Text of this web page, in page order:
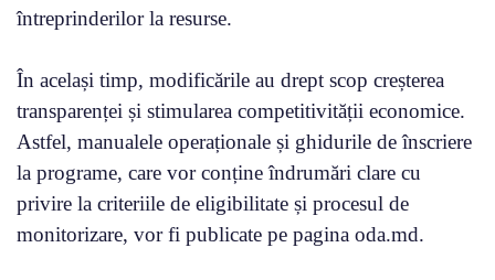
întreprinderilor la resurse.
În același timp, modificările au drept scop creșterea
transparenței și stimularea competitivității economice.
Astfel, manualele operaționale și ghidurile de înscriere
la programe, care vor conține îndrumări clare cu
privire la criteriile de eligibilitate și procesul de
monitorizare, vor fi publicate pe pagina oda.md.